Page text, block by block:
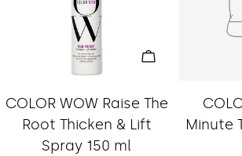
In den
Typ:
COLOR WOW Raise The
Root Thicken & Lift
Spray 150 ml
Minute